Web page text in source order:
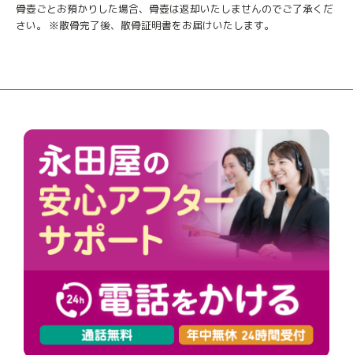
骨壺ごとお預かりした場合、骨壺は返却いたしませんのでご了承くだ
さい。 ※散骨完了後、散骨証明書をお届けいたします。